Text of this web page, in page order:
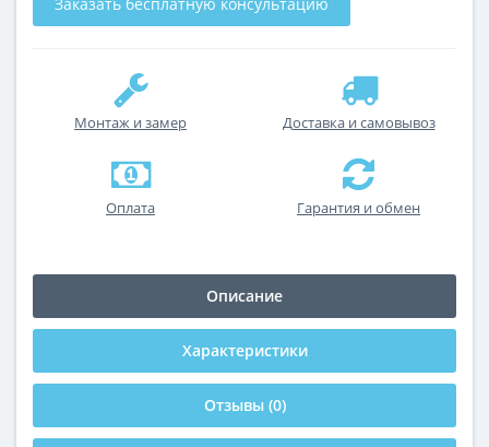
Монтаж и замер Доставка и самовывоз
Оплата Гарантия и обмен
Описание
Характеристики
Отзывы (0)